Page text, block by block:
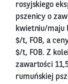
rosyjskiego
pszenicy o
kwietniu/maju
$/t, FOB, a
$/t, FOB. Z
zawartości
rumuńskiej